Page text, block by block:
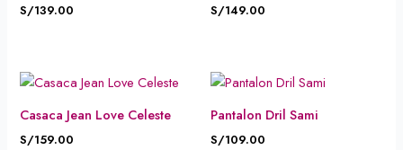
S/139.00 S/149.00
Casaca Jean Love Celeste
S/159.00
Pantalon Dril Sami
S/109.00